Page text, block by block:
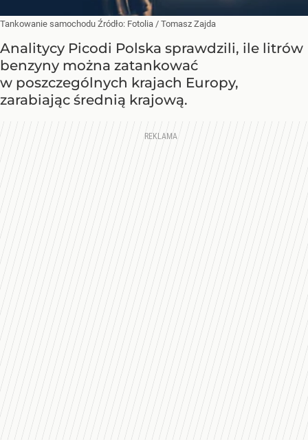
Tankowanie samochodu Źródło: Fotolia / Tomasz Zajda
Analitycy Picodi Polska sprawdzili, ile litrów
benzyny można zatankować
w poszczególnych krajach Europy,
zarabiając średnią krajową.